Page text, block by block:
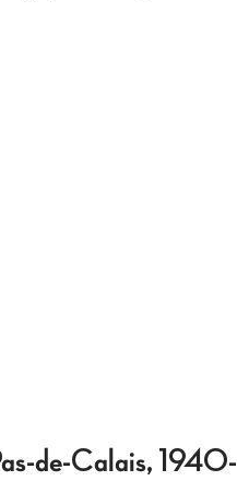
de-Calais, 1940-